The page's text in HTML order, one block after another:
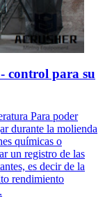
control para su
Para poder
durante la molienda
químicas o
un registro de las
es decir de la
rendimiento